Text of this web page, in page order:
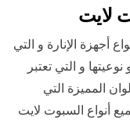
لايت
أجهزة الإنارة و التي
و التي تعتبر
المميزة التي
أنواع السبوت لايت